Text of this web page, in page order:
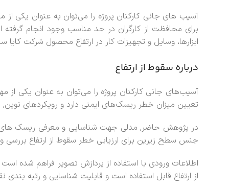
آسیب های جانی کارکنان پروژه را می‌توان به عنوان یکی از
برای محافظت از کارگران در حد مناسب وجود انجام
ابزارها، وسایل و تجهیزات کار در ارتفاع محصول شرکت کایا
درباره سقوط از ارتفاع
آسیب‌های جانی کارکنان پروژه را می‌توان به عنوان یکی
تعیین میزان خطر ریسک‌های ایمنی دارد و رویکردهای
در پژوهش حاضر, مدلی جهت شناسایی و معرفی ریسک های
جنس سطح زیرین برای ارزیابی خطر سقوط از ارتفاع بررسی
اطلاعات ورودی با استفاده از پردازش تصویر فراهم
از ارتفاع قابل استفاده است و قابلیت شناسایی و رتبه بندی